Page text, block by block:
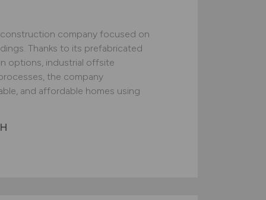
company focused on
Thanks to its prefabricated
options, industrial offsite
the company
and affordable homes using